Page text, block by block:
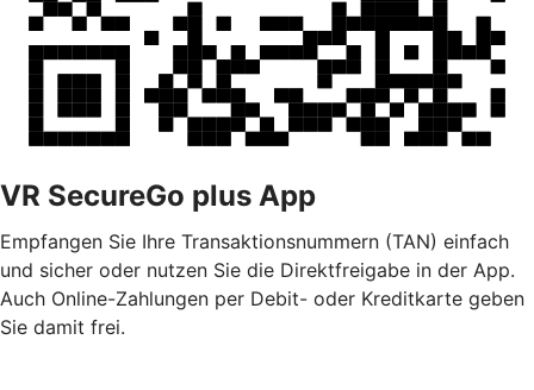
VR SecureGo plus App
Empfangen Sie Ihre Transaktionsnummern (TAN) einfach
und sicher oder nutzen Sie die Direktfreigabe in der App.
Auch Online-Zahlungen per Debit- oder Kreditkarte geben
Sie damit frei.